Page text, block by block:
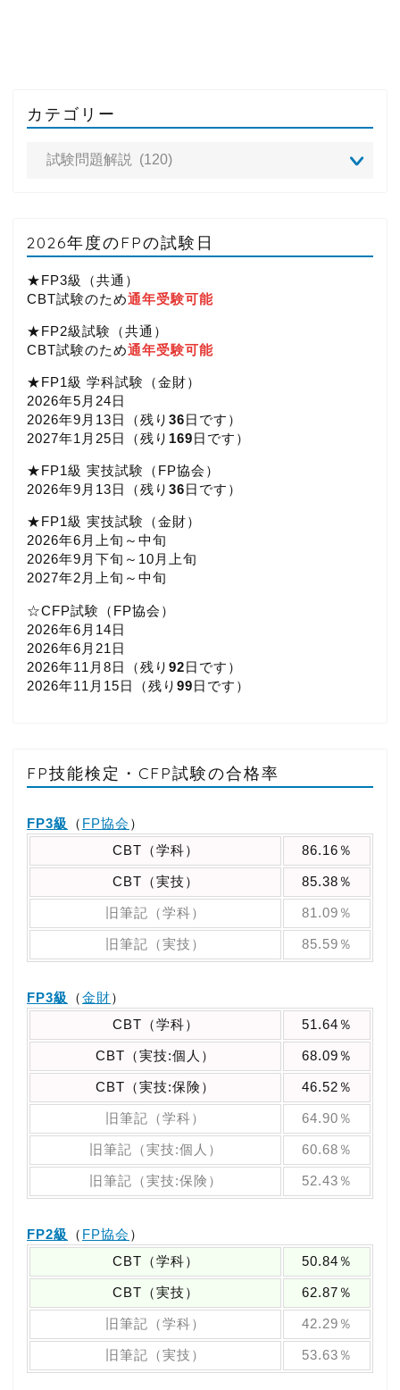
カテゴリー
2026年度のFPの試験日
★FP3級（共通）
CBT試験のため通年受験可能
★FP2級試験（共通）
CBT試験のため通年受験可能
★FP1級 学科試験（金財）
2026年5月24日
2026年9月13日（残り 36日です）
2027年1月25日（残り 169日です）
★FP1級 実技試験（FP協会）
2026年9月13日（残り 36日です）
★FP1級 実技試験（金財）
2026年6月上旬～中旬
2026年9月下旬～10月上旬
2027年2月上旬～中旬
☆CFP試験（FP協会）
2026年6月14日
2026年6月21日
2026年11月8日（残り 92日です）
2026年11月15日（残り 99日です）
FP技能検定・CFP試験の合格率
FP3級 （ FP協会 ）
CBT（学科）
86.16％
CBT（実技） 85.38％
旧筆記（学科） 81.09％
旧筆記（実技） 85.59％
FP3級 （金財）
CBT（学科）
51.64％
CBT（実技:個人） 68.09％
CBT（実技:保険） 46.52％
旧筆記（学科） 64.90％
旧筆記（実技:個人） 60.68％
旧筆記（実技:保険） 52.43％
FP2級 （ FP協会 ）
CBT（学科）
50.84％
CBT（実技） 62.87％
旧筆記（学科） 42.29％
旧筆記（実技） 53.63％